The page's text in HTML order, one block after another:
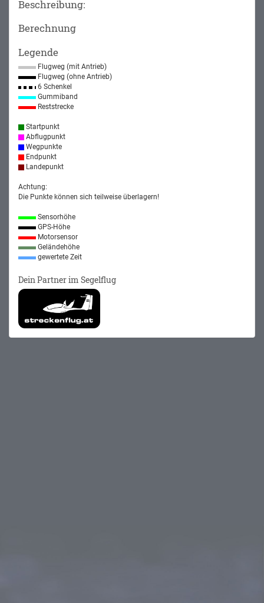
Beschreibung:
Berechnung
Legende
Flugweg (mit Antrieb)
Flugweg (ohne Antrieb)
6 Schenkel
Gummiband
Reststrecke
Startpunkt
Abflugpunkt
Wegpunkte
Endpunkt
Landepunkt
Achtung:
Die Punkte können sich teilweise überlagern!
Sensorhöhe
GPS-Höhe
Motorsensor
Geländehöhe
gewertete Zeit
Dein Partner im Segelflug